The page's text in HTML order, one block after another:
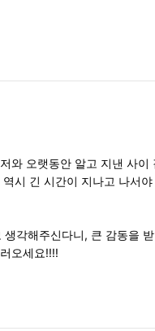
와 오랫동안 알고 지낸 사
시 긴 시간이 지나고 나서
각해주신다니, 큰 감동을
오세요!!!!